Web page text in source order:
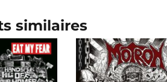
similaires